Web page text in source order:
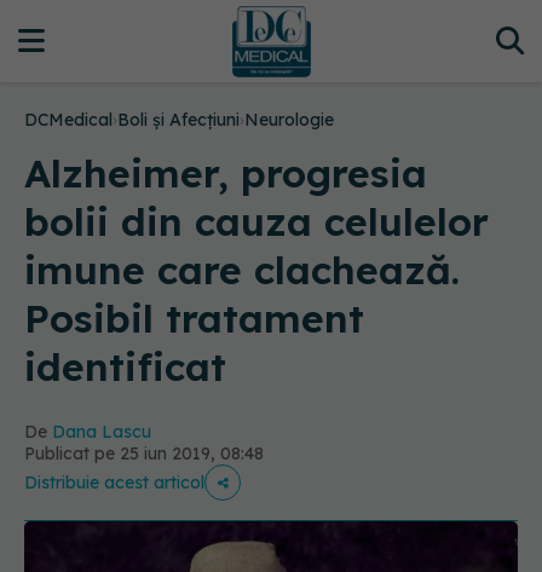
DCMedical›Boli și Afecțiuni›Neurologie
Alzheimer, progresia
bolii din cauza celulelor
imune care clachează.
Posibil tratament
identificat
De Dana Lascu
Publicat pe 25 iun 2019, 08:48
Distribuie acest articol